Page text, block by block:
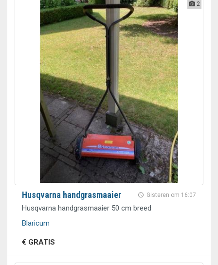
2
Gisteren om 16:07
Husqvarna handgrasmaaier
Husqvarna handgrasmaaier 50 cm breed
Blaricum
€ GRATIS